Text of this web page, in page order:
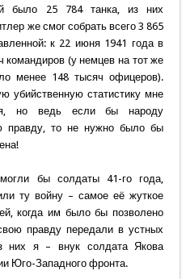
было 25 784 танка, из них
же смог собрать всего 3 865
к 22 июня 1941 года в
(у немцев на тот же
менее 148 тысяч офицеров).
убийственную статистику мне
но ведь если бы народу
правду, то не нужно было бы
бы солдаты 41-го года,
ту войну – самое её жуткое
когда им было бы позволено
правду передали в устных
них я – внук солдата Якова
Юго-Западного фронта.